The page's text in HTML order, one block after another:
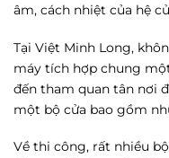
âm, cách nhiệt của hệ
Tại Việt Minh Long,
máy tích hợp chung
đến tham quan tân nơi
một bộ cửa bao gồm
Về thi công, rất nhiều